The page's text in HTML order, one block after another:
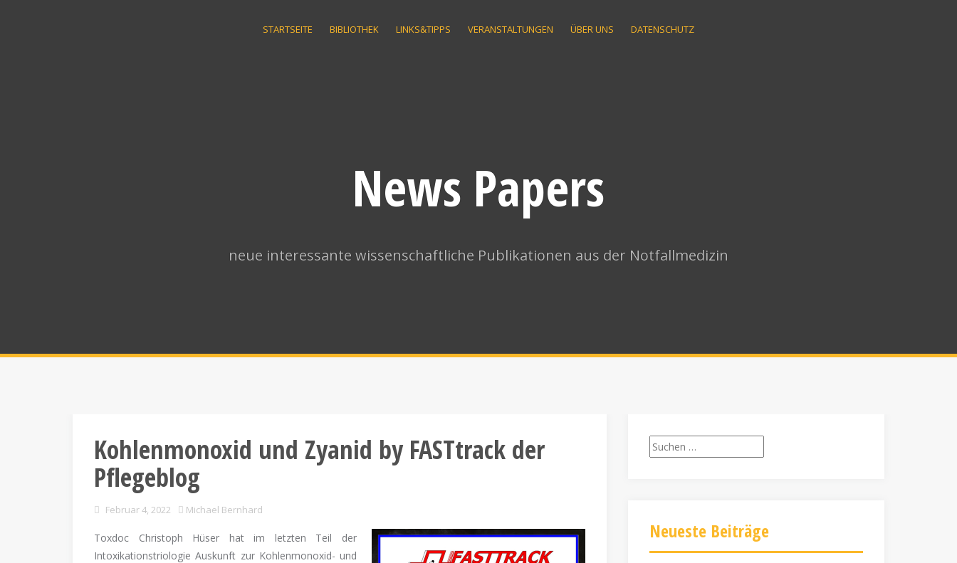
STARTSEITE BIBLIOTHEK LINKS&TIPPS VERANSTALTUNGEN ÜBER UNS DATENSCHUTZ
News Papers
neue interessante wissenschaftliche Publikationen aus der Notfallmedizin
Kohlenmonoxid und Zyanid by FASTtrack der
Pflegeblog
Februar 4, 2022 Michael Bernhard
Toxdoc Christoph Hüser hat im letzten Teil der
Intoxikationstriologie Auskunft zur Kohlenmonoxid- und
Suchen
nach:
Neueste Beiträge